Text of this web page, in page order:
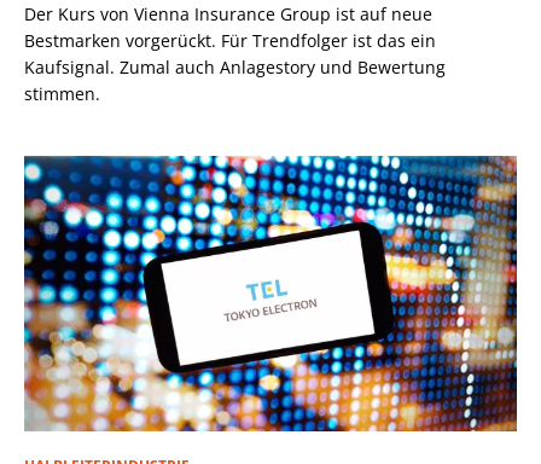
Der Kurs von Vienna Insurance Group ist auf neue
Bestmarken vorgerückt. Für Trendfolger ist das ein
Kaufsignal. Zumal auch Anlagestory und Bewertung
stimmen.